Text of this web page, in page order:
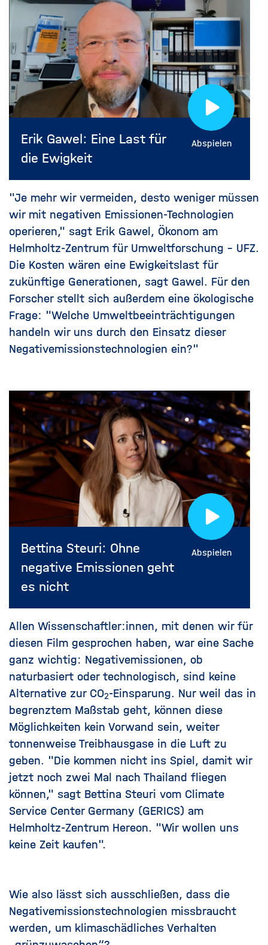
Erik Gawel: Eine Last für
die Ewigkeit
Abspielen
"Je mehr wir vermeiden, desto weniger müssen
wir mit negativen Emissionen-Technologien
operieren," sagt Erik Gawel, Ökonom am
Helmholtz-Zentrum für Umweltforschung – UFZ.
Die Kosten wären eine Ewigkeitslast für
zukünftige Generationen, sagt Gawel. Für den
Forscher stellt sich außerdem eine ökologische
Frage: "Welche Umweltbeeinträchtigungen
handeln wir uns durch den Einsatz dieser
Negativemissionstechnologien ein?"
Bettina Steuri: Ohne
negative Emissionen geht
es nicht
Abspielen
Allen Wissenschaftler:innen, mit denen wir für
diesen Film gesprochen haben, war eine Sache
ganz wichtig: Negativemissionen, ob
naturbasiert oder technologisch, sind keine
Alternative zur CO2-Einsparung. Nur weil das in
begrenztem Maßstab geht, können diese
Möglichkeiten kein Vorwand sein, weiter
tonnenweise Treibhausgase in die Luft zu
geben. "Die kommen nicht ins Spiel, damit wir
jetzt noch zwei Mal nach Thailand fliegen
können," sagt Bettina Steuri vom Climate
Service Center Germany (GERICS) am
Helmholtz-Zentrum Hereon. "Wir wollen uns
keine Zeit kaufen".
Wie also lässt sich ausschließen, dass die
Negativemissionstechnologien missbraucht
werden, um klimaschädliches Verhalten